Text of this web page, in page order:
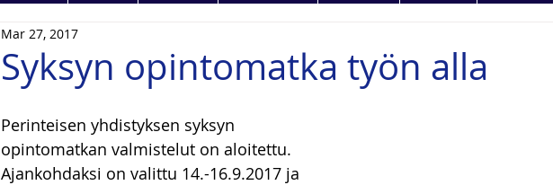
Syksyn opintomatka työn alla
Mar 27, 2017
Perinteisen yhdistyksen syksyn
opintomatkan valmistelut on aloitettu.
Ajankohdaksi on valittu 14.-16.9.2017 ja